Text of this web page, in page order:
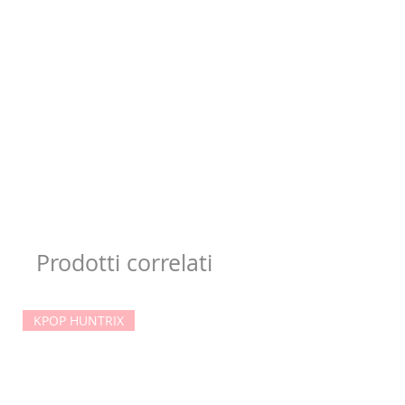
Prodotti correlati
KPOP HUNTRIX